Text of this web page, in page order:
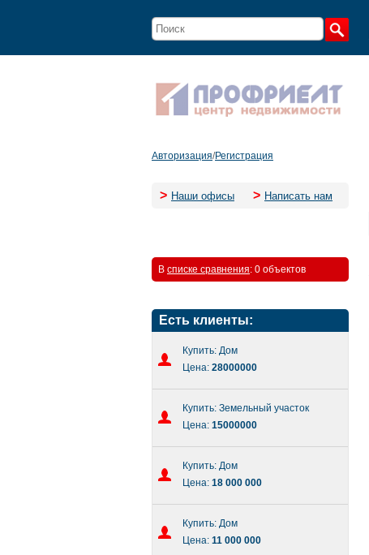
Авторизация/Регистрация
> Наши офисы > Написать нам
В списке сравнения: 0 объектов
Есть клиенты:
Купить: Дом
Цена: 28000000
Купить: Земельный участок
Цена: 15000000
Купить: Дом
Цена: 18 000 000
Купить: Дом
Цена: 11 000 000